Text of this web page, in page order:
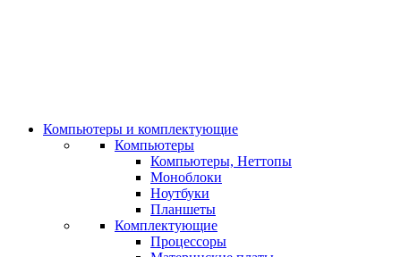
Компьютеры и комплектующие
Компьютеры
Компьютеры, Неттопы
Моноблоки
Ноутбуки
Планшеты
Комплектующие
Процессоры